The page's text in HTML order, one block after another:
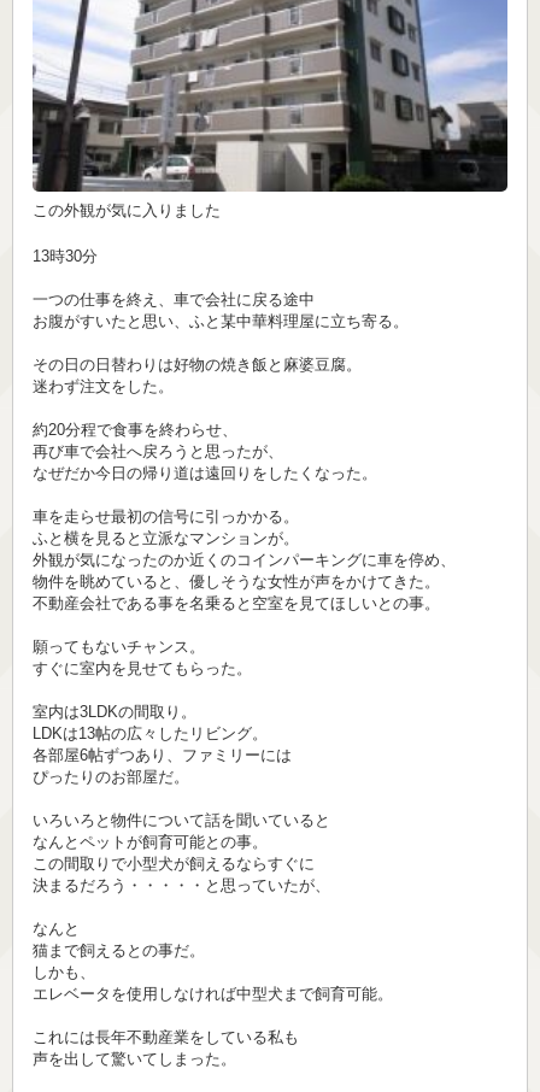
13時30分
一つの仕事を終え、車で会社に戻る途中
お腹がすいたと思い、ふと某中華料理屋に立ち寄る。
その日の日替わりは好物の焼き飯と麻婆豆腐。
迷わず注文をした。
約20分程で食事を終わらせ、
再び車で会社へ戻ろうと思ったが、
なぜだか今日の帰り道は遠回りをしたくなった。
車を走らせ最初の信号に引っかかる。
ふと横を見ると立派なマンションが。
外観が気になったのか近くのコインパーキングに車を停め、
物件を眺めていると、優しそうな女性が声をかけてきた。
不動産会社である事を名乗ると空室を見てほしいとの事。
願ってもないチャンス。
すぐに室内を見せてもらった。
室内は3LDKの間取り。
LDKは13帖の広々したリビング。
各部屋6帖ずつあり、ファミリーには
ぴったりのお部屋だ。
いろいろと物件について話を聞いていると
なんとペットが飼育可能との事。
この間取りで小型犬が飼えるならすぐに
決まるだろう・・・・・と思っていたが、
なんと
猫まで飼えるとの事だ。
しかも、
エレベータを使用しなければ中型犬まで飼育可能。
これには長年不動産業をしている私も
声を出して驚いてしまった。
この外観が気に入りました